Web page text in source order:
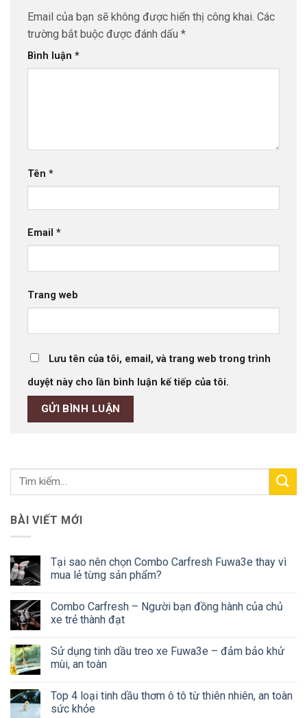
Email của bạn sẽ không được hiển thị công khai. Các
trường bắt buộc được đánh dấu *
Bình luận *
Tên *
Email *
Trang web
Lưu tên của tôi, email, và trang web trong trình
duyệt này cho lần bình luận kế tiếp của tôi.
BÀI VIẾT MỚI
Tại sao nên chọn Combo Carfresh Fuwa3e thay vì
mua lẻ từng sản phẩm?
Combo Carfresh – Người bạn đồng hành của chủ
xe trẻ thành đạt
Sử dụng tinh dầu treo xe Fuwa3e – đảm bảo khử
mùi, an toàn
Top 4 loại tinh dầu thơm ô tô từ thiên nhiên, an toàn
sức khỏe